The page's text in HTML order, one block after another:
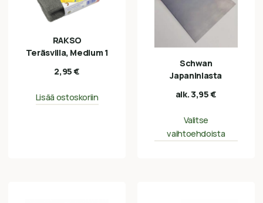
RAKSO
Teräsvilla, Medium 1
2,95€
Lisää ostoskoriin
Schwan
Japaninlasta
alk.3,95€
Valitse
vaihtoehdoista